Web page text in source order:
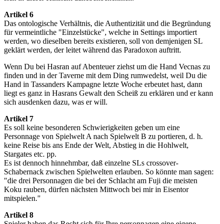
Artikel 6
Das ontologische Verhältnis, die Authentizität und die Begründung
für vermeintliche "Einzelstücke", welche in Settings importiert
werden, wo dieselben bereits existieren, soll von demjenigen SL
geklärt werden, der leitet während das Paradoxon auftritt.
Wenn Du bei Hasran auf Abenteuer ziehst um die Hand Vecnas zu
finden und in der Taverne mit dem Ding rumwedelst, weil Du die
Hand in Tassanders Kampagne letzte Woche erbeutet hast, dann
liegt es ganz in Hasrans Gewalt den Scheiß zu erklären und er kann
sich ausdenken dazu, was er will.
Artikel 7
Es soll keine besonderen Schwierigkeiten geben um eine
Personnage von Spielwelt A nach Spielwelt B zu portieren, d. h.
keine Reise bis ans Ende der Welt, Abstieg in die Hohlwelt,
Stargates etc. pp.
Es ist dennoch hinnehmbar, daß einzelne SLs crossover-
Schabernack zwischen Spielwelten erlauben. So könnte man sagen:
"die drei Personnagen die bei der Schlacht am Fuji die meisten
Koku rauben, dürfen nächsten Mittwoch bei mir in Eisentor
mitspielen."
Artikel 8